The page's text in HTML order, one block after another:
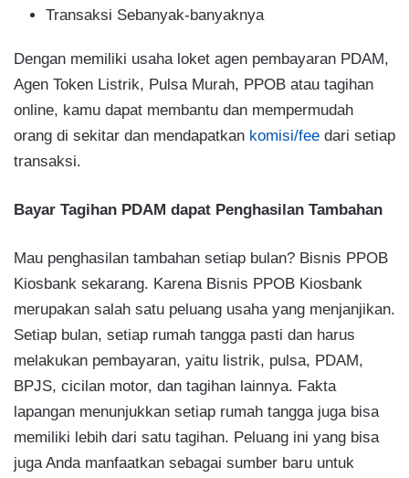
Transaksi Sebanyak-banyaknya
Dengan memiliki usaha loket agen pembayaran PDAM,
Agen Token Listrik, Pulsa Murah, PPOB atau tagihan
online, kamu dapat membantu dan mempermudah
orang di sekitar dan mendapatkan komisi/fee dari setiap
transaksi.
Bayar Tagihan PDAM dapat Penghasilan Tambahan
Mau penghasilan tambahan setiap bulan? Bisnis PPOB
Kiosbank sekarang. Karena Bisnis PPOB Kiosbank
merupakan salah satu peluang usaha yang menjanjikan.
Setiap bulan, setiap rumah tangga pasti dan harus
melakukan pembayaran, yaitu listrik, pulsa, PDAM,
BPJS, cicilan motor, dan tagihan lainnya. Fakta
lapangan menunjukkan setiap rumah tangga juga bisa
memiliki lebih dari satu tagihan. Peluang ini yang bisa
juga Anda manfaatkan sebagai sumber baru untuk